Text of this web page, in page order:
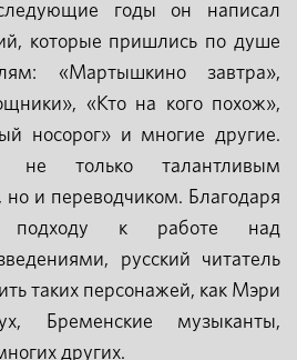
годы он написал
которые пришлись по душе
«Мартышкино завтра»,
«Кто на кого похож»,
носорог» и многие другие.
не только талантливым
и переводчиком. Благодаря
подходу к работе над
русский читатель
таких персонажей, как Мэри
Бременские музыканты,
других.